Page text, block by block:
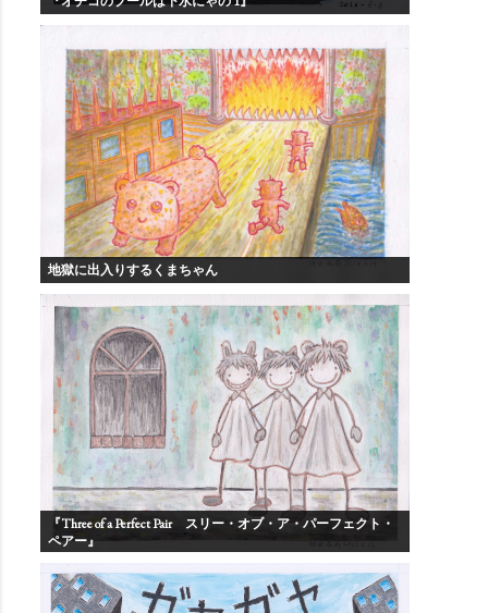
地獄に出入りするくまちゃん
『Three of a Perfect Pair スリー・オブ・ア・パーフェクト・
ペアー』